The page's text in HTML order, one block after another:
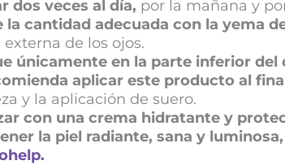
dos veces al día, por la mañana y
la cantidad adecuada con la yema
externa de los ojos.
únicamente en la parte inferior del
aplicar este producto al
y la aplicación de suero.
con una crema hidratante y
la piel radiante, sana y